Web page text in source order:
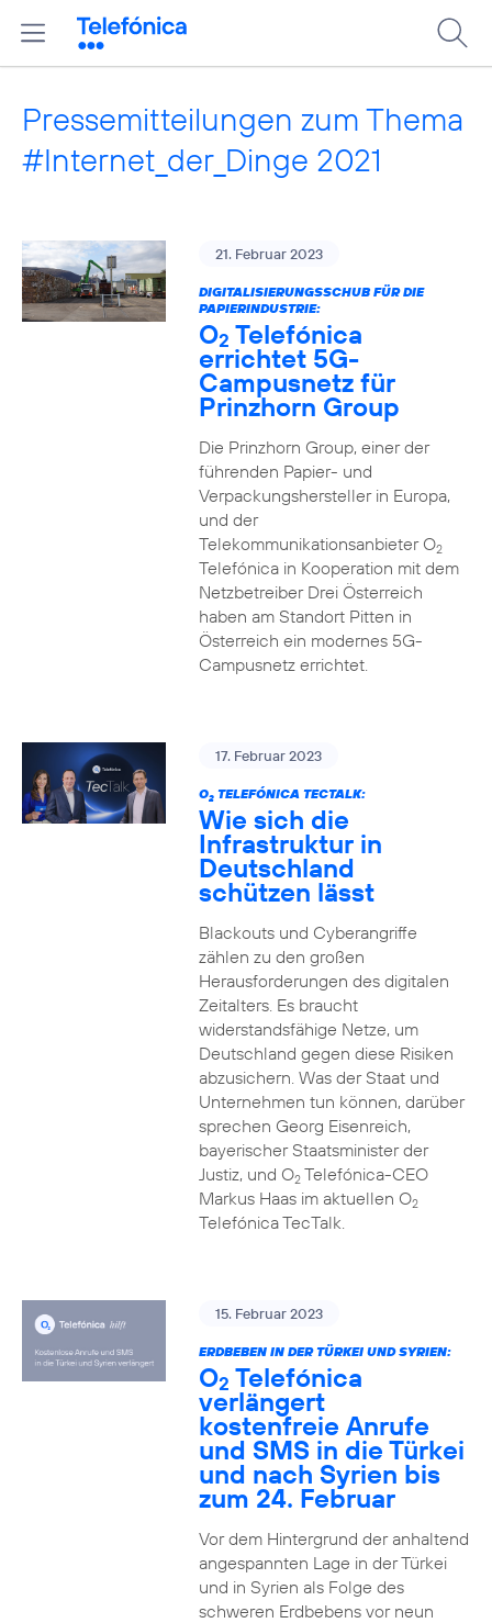
Pressemitteilungen zum Thema
#Internet_der_Dinge 2021
21. Februar 2023
DIGITALISIERUNGSSCHUB FÜR DIE
PAPIERINDUSTRIE:
O2 Telefónica
errichtet 5G-
Campusnetz für
Prinzhorn Group
Die Prinzhorn Group, einer der
führenden Papier- und
Verpackungshersteller in Europa,
und der
Telekommunikationsanbieter O2
Telefónica in Kooperation mit dem
Netzbetreiber Drei Österreich
haben am Standort Pitten in
Österreich ein modernes 5G-
Campusnetz errichtet.
17. Februar 2023
O2TELEFÓNICA TECTALK:
Wie sich die
Infrastruktur in
Deutschland
schützen lässt
Blackouts und Cyberangriffe
zählen zu den großen
Herausforderungen des digitalen
Zeitalters. Es braucht
widerstandsfähige Netze, um
Deutschland gegen diese Risiken
abzusichern. Was der Staat und
Unternehmen tun können, darüber
sprechen Georg Eisenreich,
bayerischer Staatsminister der
Justiz, und O2Telefónica-CEO
Markus Haas im aktuellen O2
Telefónica TecTalk.
15. Februar 2023
ERDBEBEN IN DER TÜRKEI UND SYRIEN:
O2 Telefónica
verlängert
kostenfreie Anrufe
und SMS in die Türkei
und nach Syrien bis
zum 24. Februar
Vor dem Hintergrund der anhaltend
angespannten Lage in der Türkei
und in Syrien als Folge des
schweren Erdbebens vor neun